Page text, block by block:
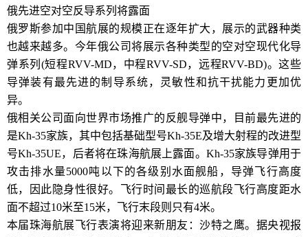
俄先进空对空反导系列将露面
俄罗斯参加中国航展的规模正在逐年扩大，展示的武器种类
也越来越多。今年俄公司将展示各种类型的空对空现代化导
弹系列(短程RVV-MD，中程RVV-SD，远程RVV-BD)。这些
导弹装有最先进的制导系统，灵敏性和抗干扰能力更加优
异。
俄相关公司面向世界市场推广的反舰导弹中，目前最先进的
是Kh-35家族，其中包括基础型号Kh-35E及增大射程的改进型
号Kh-35UE，后者将在珠海航展上露面。Kh-35家族导弹用于
攻击排水量5000吨以下的各级别水面舰船，导弹飞行高度
低，因此隐身性很好。飞行时间最长的巡航段飞行高度距水
面不超过10米至15米，飞行末段则只有4米。
本届珠海航展飞行表演将迎来新朋友：沙特之鹰。据央视报